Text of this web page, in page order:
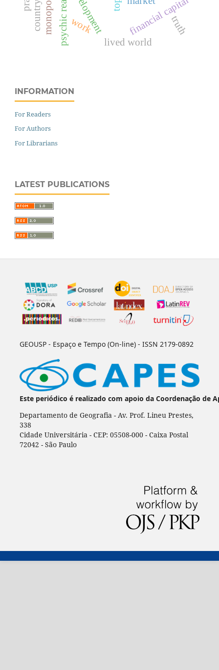
financial capital
psychic reality work
lived world
truth
INFORMATION
For Readers
For Authors
For Librarians
LATEST PUBLICATIONS
GEOUSP - Espaço e Tempo (On-line) - ISSN 2179-0892
Este periódico é realizado com apoio da Coordenação de
Departamento de Geografia - Av. Prof. Lineu Prestes,
338
Cidade Universitária - CEP: 05508-000 - Caixa Postal
72042 - São Paulo